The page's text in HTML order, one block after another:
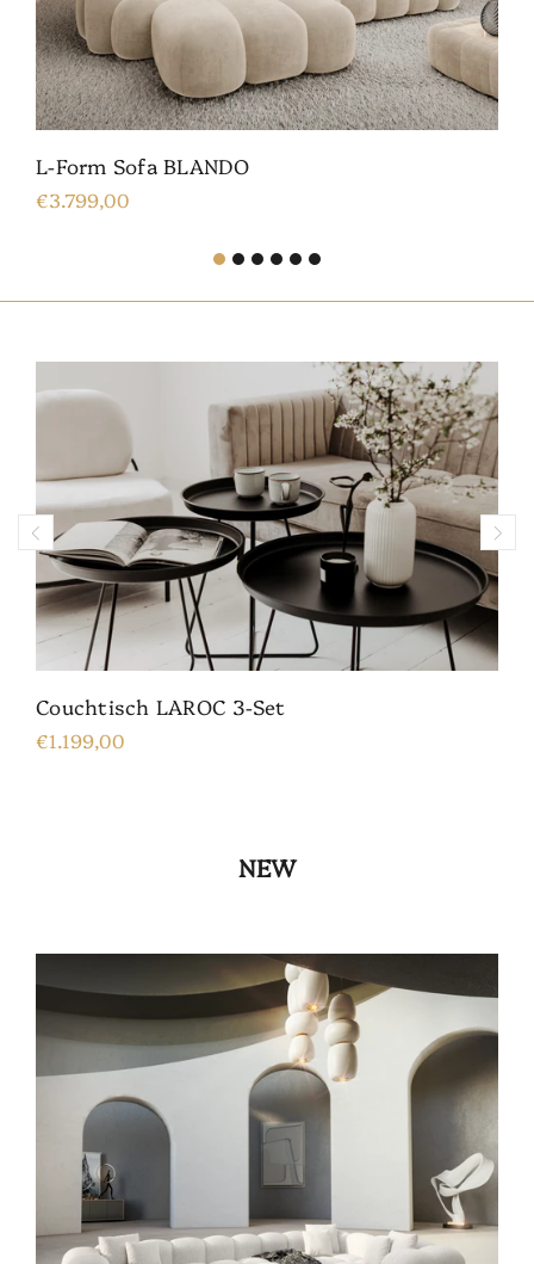
L-Form Sofa BLANDO
€3.799,00
Couchtisch LAROC 3-Set
€1.199,00
NEW